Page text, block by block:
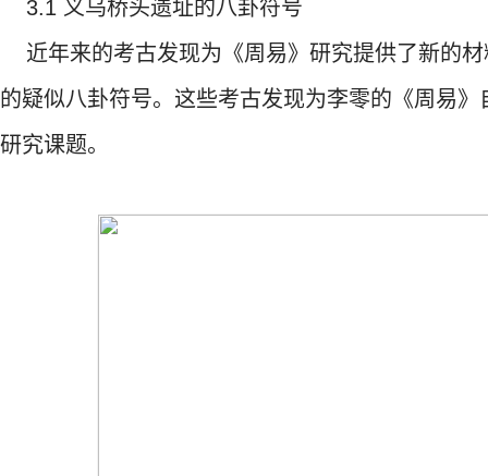
3.1 义乌桥头遗址的八卦符号
近年来的考古发现为《周易》研究提供了新的
的疑似八卦符号。这些考古发现为李零的《周易
研究课题。